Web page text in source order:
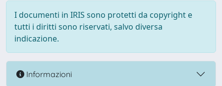
I documenti in IRIS sono protetti da copyright e
tutti i diritti sono riservati, salvo diversa
indicazione.
Informazioni